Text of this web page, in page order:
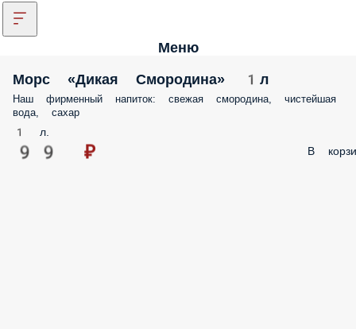
Меню
Морс «Дикая Смородина» 1л
Наш фирменный напиток: свежая смородина, чистейшая
вода, сахар
1 л.
99 ₽ В